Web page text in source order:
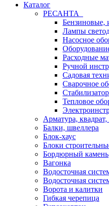
Каталог
РЕСАНТА
Бензиновые,
Лампы
Насосное
Расходные
Ручной
Садовая
Сварочное
Тепловое
Арматура,
Балки, швеллера
Блок-хаус
Блоки
Бордюрный камень
Вагонка
Водосточная
Водосточная
Ворота и калитки
Гибкая черепица